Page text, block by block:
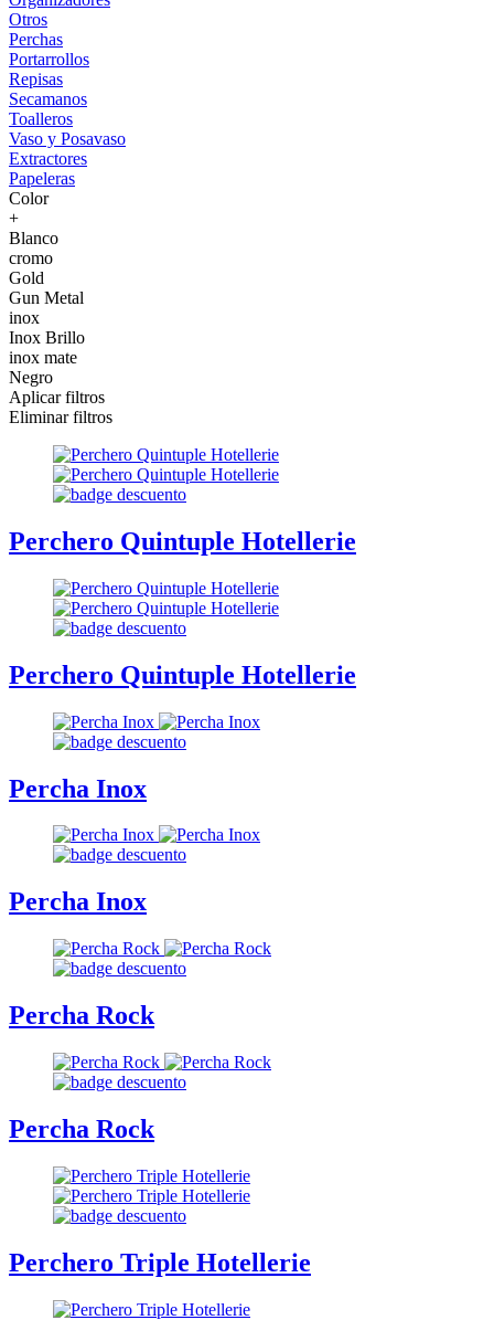
Otros
Perchas
Portarrollos
Repisas
Secamanos
Toalleros
Vaso y Posavaso
Extractores
Papeleras
Color
+
Blanco
cromo
Gold
Gun Metal
inox
Inox Brillo
inox mate
Negro
Aplicar filtros
Eliminar filtros
Perchero Quintuple Hotellerie
Perchero Quintuple Hotellerie
Percha Inox
Percha Inox
Percha Rock
Percha Rock
Perchero Triple Hotellerie